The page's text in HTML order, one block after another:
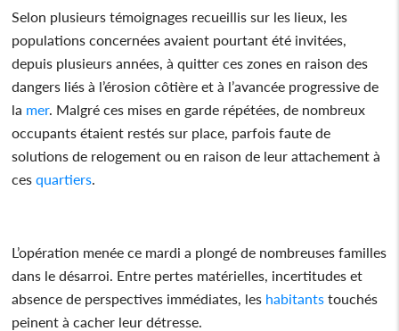
Selon plusieurs témoignages recueillis sur les lieux, les
populations concernées avaient pourtant été invitées,
depuis plusieurs années, à quitter ces zones en raison des
dangers liés à l’érosion côtière et à l’avancée progressive de
la mer. Malgré ces mises en garde répétées, de nombreux
occupants étaient restés sur place, parfois faute de
solutions de relogement ou en raison de leur attachement à
ces quartiers
L’opération menée ce mardi a plongé de nombreuses familles
dans le désarroi. Entre pertes matérielles, incertitudes et
absence de perspectives immédiates, les habitants touchés
peinent à cacher leur détresse.